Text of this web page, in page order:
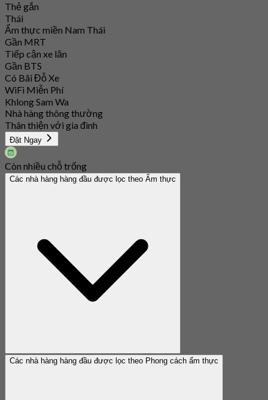
Thẻ gắn
Thái
Ẩm thực miền Nam Thái
Gần MRT
Tiếp cận xe lăn
Gần BTS
Có Bãi Đỗ Xe
WiFi Miễn Phí
Khlong Sam Wa
Nhà hàng thông thường
Thân thiện với gia đình
Đặt Ngay
Còn nhiều chỗ trống
Các nhà hàng hàng đầu được lọc theo Ẩm thực
Các nhà hàng hàng đầu được lọc theo Phong cách ẩm thực